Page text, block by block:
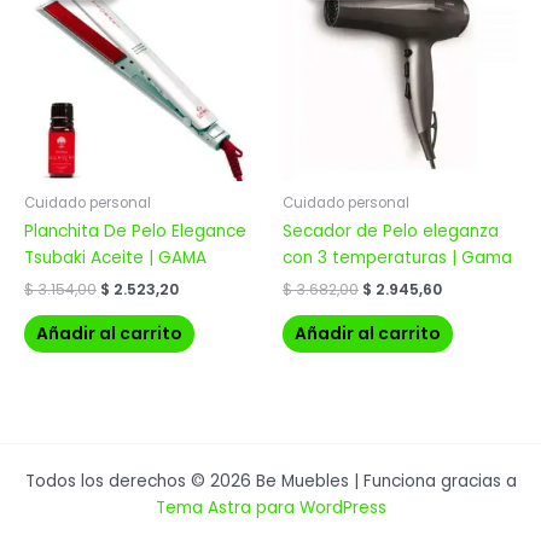
Cuidado personal
Planchita De Pelo Elegance
Tsubaki Aceite | GAMA
$3.154,00
era:
$ 3.154,00.
$ 2.523,20
Añadir al carrito
Cuidado personal
Secador de Pelo eleganza
con 3 temperaturas | Gama
$3.682,00
era:
$ 3.682,00.
$ 2.945,60
es:
$ 2.945,60.
Añadir al carrito
Todos los derechos © 2026 Be Muebles | Funciona gracias a
Tema Astra para WordPress